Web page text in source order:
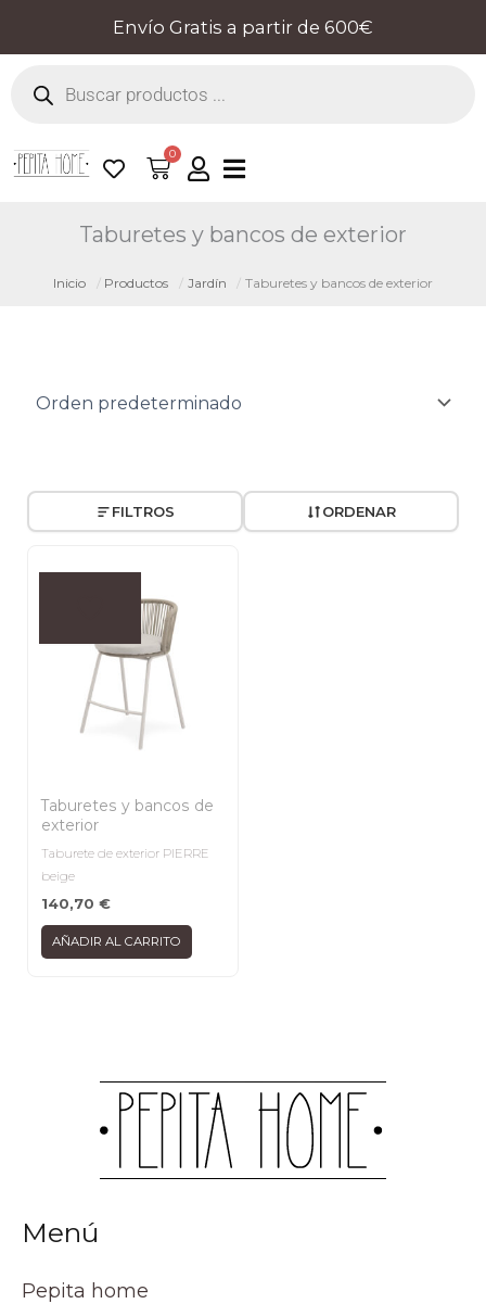
contenido
Envío Gratis a partir de 600€
productos
0
Cart
Taburetes y bancos de exterior
Inicio Productos Jardín Taburetes y bancos de exterior
FILTROS ORDENAR
Taburetes y bancos de
exterior
Taburete de exterior PIERRE
beige
140,70€
AÑADIR AL CARRITO
Menú
Pepita home